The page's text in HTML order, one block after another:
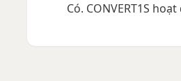
Có. CONVERT1S